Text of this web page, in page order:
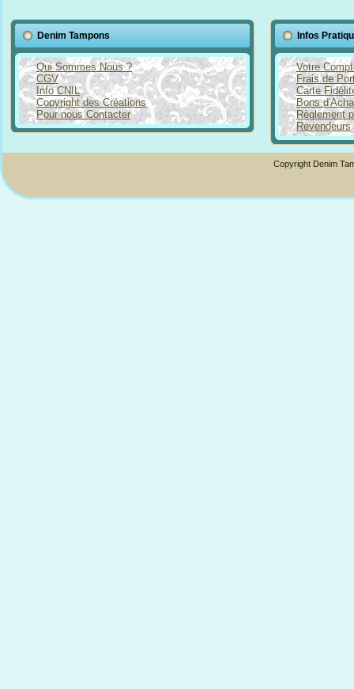
Denim Tampons
Qui Sommes Nous ?
CGV
Info CNIL
Copyright des Créations
Pour nous Contacter
Infos
Votre
Frais de
Carte
Bons
Règlement
Revendeurs
Copyright Denim